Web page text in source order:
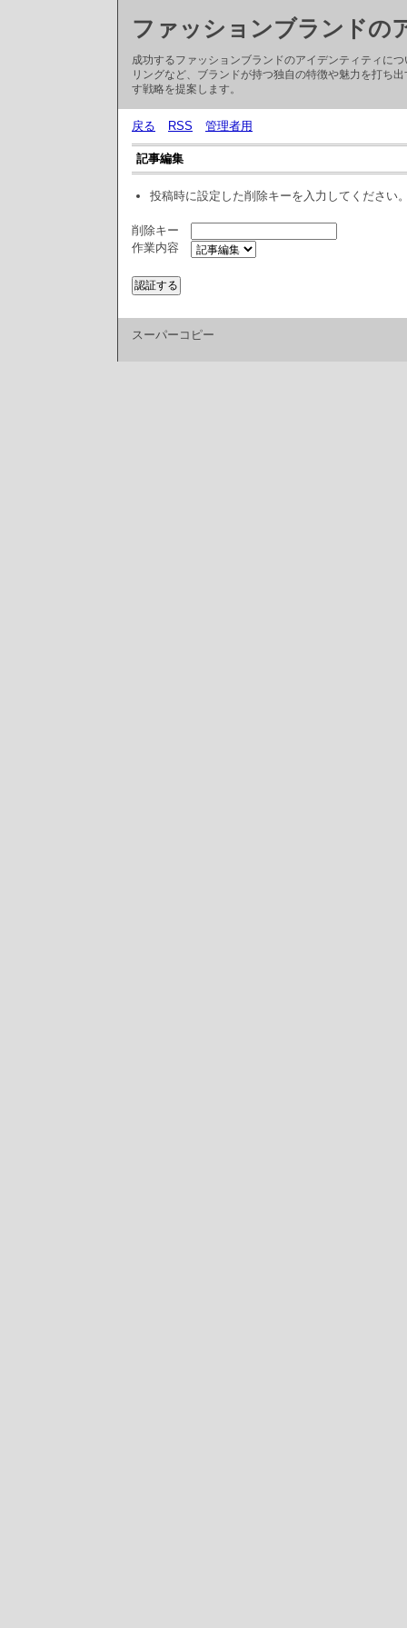
ファッションブランドの
成功するファッションブランドのアイデンティティに
リングなど、ブランドが持つ独自の特徴や魅力を打ち
す戦略を提案します。
戻る RSS 管理者用
記事編集
投稿時に設定した削除キーを入力してください
削除キー
作業内容
スーパーコピー